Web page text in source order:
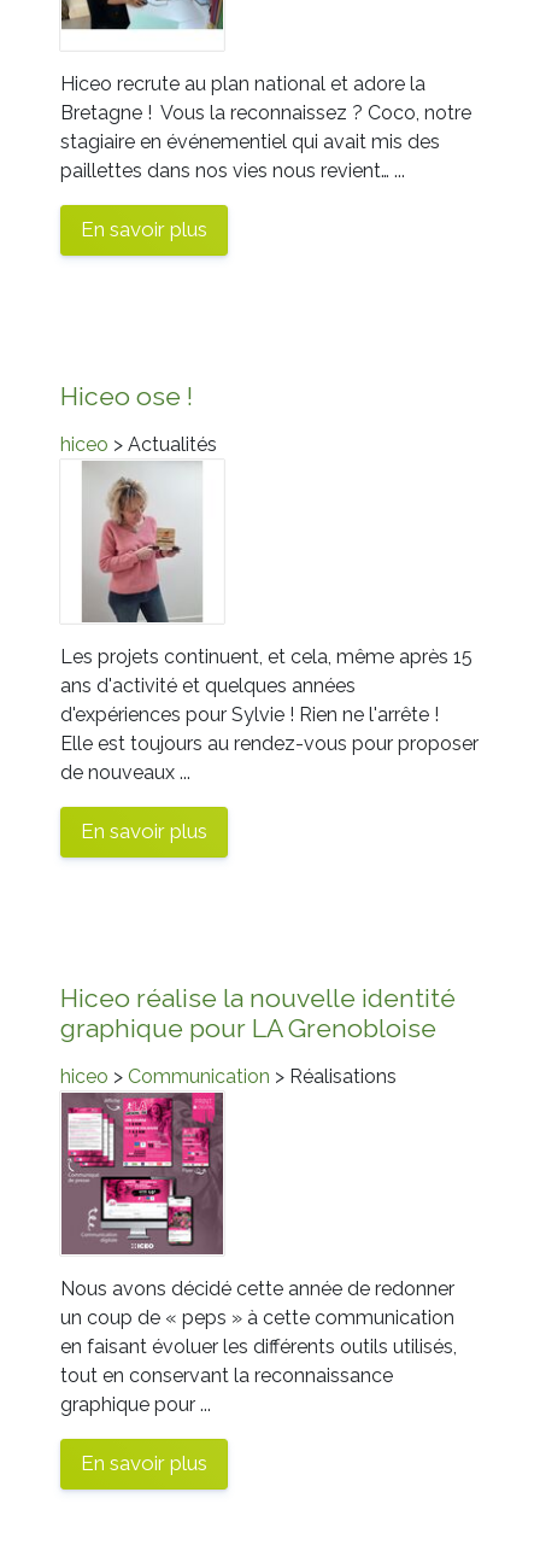
Hiceo recrute au plan national et adore la
Bretagne ! Vous la reconnaissez ? Coco, notre
stagiaire en événementiel qui avait mis des
paillettes dans nos vies nous revient… ...
En savoir plus
Hiceo ose !
hiceo > Actualités
Les projets continuent, et cela, même après 15
ans d'activité et quelques années
d'expériences pour Sylvie ! Rien ne l'arrête !
Elle est toujours au rendez-vous pour proposer
de nouveaux ...
En savoir plus
Hiceo réalise la nouvelle identité
graphique pour LA Grenobloise
hiceo > Communication > Réalisations
Nous avons décidé cette année de redonner
un coup de « peps » à cette communication
en faisant évoluer les différents outils utilisés,
tout en conservant la reconnaissance
graphique pour ...
En savoir plus